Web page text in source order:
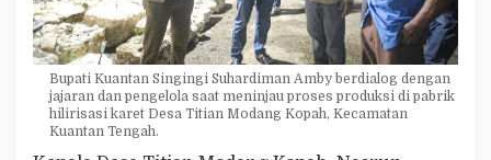
K
a
d
e
s
:
Bupati Kuantan Singingi Suhardiman Amby berdialog dengan
jajaran dan pengelola saat meninjau proses produksi di pabrik
hilirisasi karet Desa Titian Modang Kopah, Kecamatan
Kuantan Tengah.